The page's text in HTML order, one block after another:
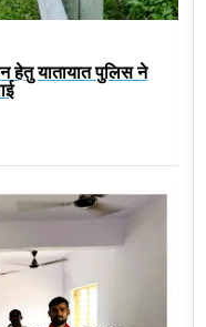
हेतु यातायात पुलिस ने